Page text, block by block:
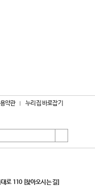
약관 누리집 바로잡기
대로 110 [찾아오시는 길]